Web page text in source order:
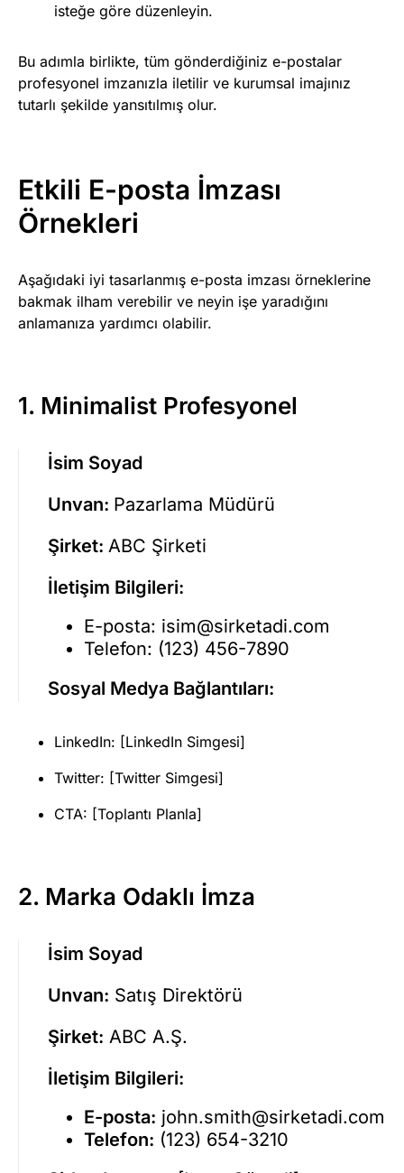
isteğe göre düzenleyin.
Bu adımla birlikte, tüm gönderdiğiniz e-postalar
profesyonel imzanızla iletilir ve kurumsal imajınız
tutarlı şekilde yansıtılmış olur.
Etkili E-posta İmzası
Örnekleri
Aşağıdaki iyi tasarlanmış e-posta imzası örneklerine
bakmak ilham verebilir ve neyin işe yaradığını
anlamanıza yardımcı olabilir.
1. Minimalist Profesyonel
İsim Soyad
Unvan: Pazarlama Müdürü
Şirket: ABC Şirketi
İletişim Bilgileri:
E-posta: isim@sirketadi.com
Telefon: (123) 456-7890
Sosyal Medya Bağlantıları:
LinkedIn: [LinkedIn Simgesi]
Twitter: [Twitter Simgesi]
CTA: [Toplantı Planla]
2. Marka Odaklı İmza
İsim Soyad
Unvan: Satış Direktörü
Şirket: ABC A.Ş.
İletişim Bilgileri:
E-posta: john.smith@sirketadi.com
Telefon: (123) 654-3210